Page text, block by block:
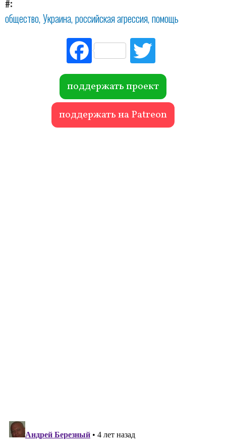
#
общество Украина российская агрессия помощь
Fac
ebo
ok r
поддержать проект
поддержать на Patreon